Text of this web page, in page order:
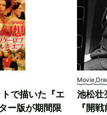
で描いた『エ
ー版が期間限
池松壮
『開